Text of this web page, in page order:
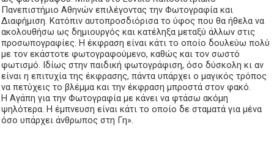
Πανεπιστήμιο Αθηνών επιλέγοντας την Φωτογραφία και
Διαφήμιση. Κατόπιν αυτοπροσδιόρισα το ύφος που θα ήθελα να
ακολουθήσω ως δημιουργός και κατέληξα μεταξύ άλλων στις
προσωπογραφίες. Η έκφραση είναι κάτι το οποίο δουλεύω πολύ
με τον εκάστοτε φωτογραφούμενο, καθώς και τον σωστό
φωτισμό. Ιδίως στην παιδική φωτογράφιση, όσο δύσκολη κι αν
είναι η επιτυχία της έκφρασης, πάντα υπάρχει ο μαγικός τρόπος
να πετύχεις το βλέμμα και την έκφραση μπροστά στον φακό.
Η Αγάπη για την Φωτογραφία με κάνει να φτάσω ακόμη
ψηλότερα. Η έμπνευση είναι κάτι το οποίο δε σταματά για μένα
όσο υπάρχει άνθρωπος στη Γη».